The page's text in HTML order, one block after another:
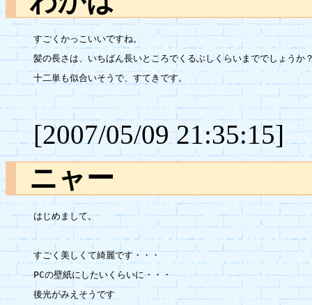
すごくかっこいいですね。
髪の長さは、いちばん長いところでくるぶしくらいまででしょうか
十二単も似合いそうで、すてきです。
[2007/05/09 21:35:15]
ニャー
はじめまして。
すごく美しくて綺麗です・・・
PCの壁紙にしたいくらいに・・・
後光がみえそうです